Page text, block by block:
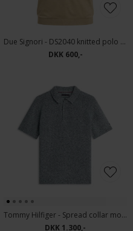
Due Signori - DS2040 knitted polo | Polo T-shirt Beige
DKK 600,-
Tommy Hilfiger - Spread collar mouline | Polo T-shirt Iris Multi
DKK 1.300,-